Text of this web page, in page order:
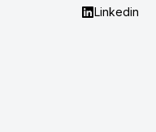
Linkedin